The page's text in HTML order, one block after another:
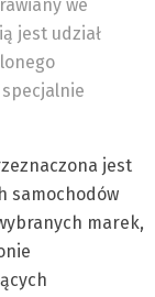
we
jest udział
jest
samochodów
marek,